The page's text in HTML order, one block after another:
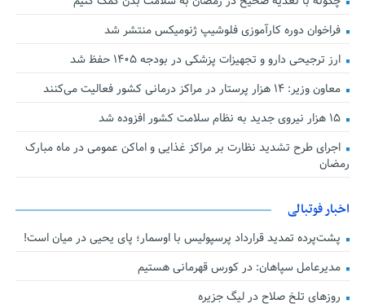
فراخوان دوره کارآموزی فلوشیپ ژنومیکس منتشر شد
ارز ترجیحی دارو و تجهیزات پزشکی در بودجه ۱۴۰۵ حفظ شد
معاون وزیر: ۱۴ هزار پرستار در مراکز درمانی کشور فعالیت می‌کنند
۱۵ هزار نیروی جدید به نظام سلامت کشور افزوده شد
اجرای طرح تشدید نظارت بر مراکز غذایی و اماکن عمومی در ماه مبارک
رمضان
اخبار فوتبالی
پشت‌پرده تمدید قرارداد پرسپولیس با اوسمار؛ پای یحیی در میان است!
مدیرعامل سپاهان: در کورس قهرمانی هستیم
روزهای تلخ صلاح در لیگ جزیره